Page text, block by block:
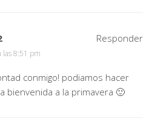
las 8:51 pm
conmigo! podiamos hacer
bienvenida a la primavera 🙂
Responder